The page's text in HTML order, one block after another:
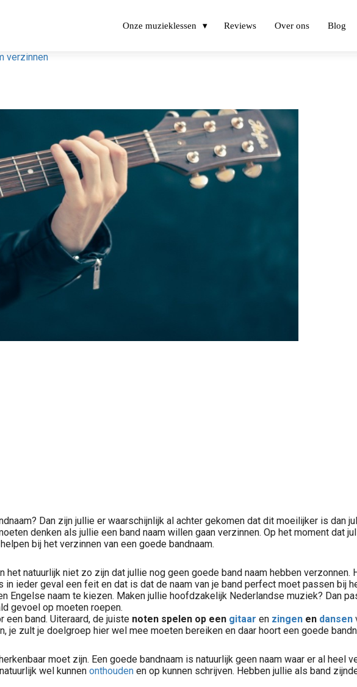
Onze muzieklessen Reviews Over ons Blog
verzinnen
Dan zijn jullie er waarschijnlijk al achter gekomen dat dit moeilijker is dan
denken als jullie een band naam willen gaan verzinnen. Op het moment dat
bij het verzinnen van een goede bandnaam.
natuurlijk niet zo zijn dat jullie nog geen goede band naam hebben verzonnen.
ieder geval een feit en dat is dat de naam van je band perfect moet passen bij
Engelse naam te kiezen. Maken jullie hoofdzakelijk Nederlandse muziek? Dan
gevoel op moeten roepen.
een band. Uiteraard, de juiste noten spelen op een gitaar en zingen en dansen
zult je doelgroep hier wel mee moeten bereiken en daar hoort een goede
moet zijn. Een goede bandnaam is natuurlijk geen naam waar er al heel
wel kunnen onthouden en op kunnen schrijven. Hebben jullie als band